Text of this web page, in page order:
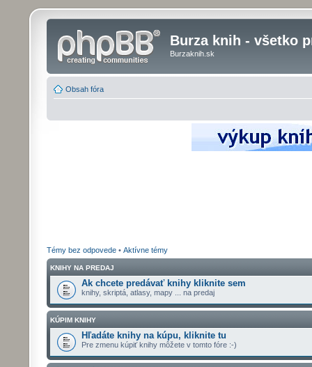
Burza knih - všetko
Burzaknih.sk
Obsah fóra
Témy bez odpovede • Aktívne témy
KNIHY NA PREDAJ
Ak chcete predávať knihy kliknite sem
knihy, skriptá, atlasy, mapy ... na predaj
KÚPIM KNIHY
Hľadáte knihy na kúpu, kliknite tu
Pre zmenu kúpiť knihy môžete v tomto fóre :-)